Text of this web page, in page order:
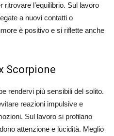
l’equilibrio. Sul lavoro
a nuovi contatti o
è positivo e si riflette anche
Scorpione
rendervi più sensibili del solito.
reazioni impulsive e
Sul lavoro si profilano
attenzione e lucidità. Meglio